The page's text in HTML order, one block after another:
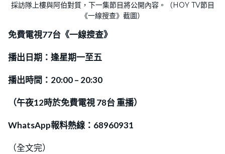
採訪隊上樓與阿伯對質，下一集節目將公開內容。（HOY TV節目
《一線搜查》截圖）
免費電視77台《一線搜查》
播出日期：逢星期一至五
播出時間： 20:00– 20:30
（午夜12時於免費電視78台重播）
WhatsApp報料熱線：68960931
（全文完）